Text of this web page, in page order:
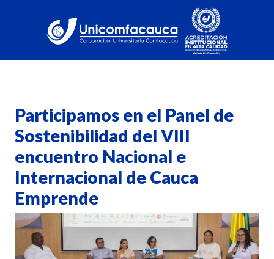
Participamos en el Panel de
Sostenibilidad del VIII
encuentro Nacional e
Internacional de Cauca
Emprende